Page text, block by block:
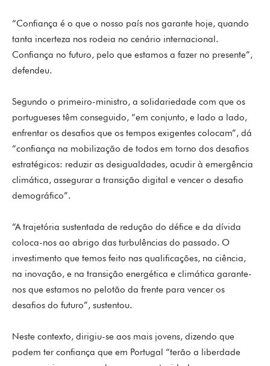
“Confiança é o que o nosso país nos garante hoje, quando
tanta incerteza nos rodeia no cenário internacional.
Confiança no futuro, pelo que estamos a fazer no presente”,
defendeu.
Segundo o primeiro-ministro, a solidariedade com que os
portugueses têm conseguido, “em conjunto, e lado a lado,
enfrentar os desafios que os tempos exigentes colocam”, dá
“confiança na mobilização de todos em torno dos desafios
estratégicos: reduzir as desigualdades, acudir à emergência
climática, assegurar a transição digital e vencer o desafio
demográfico”.
“A trajetória sustentada de redução do défice e da dívida
coloca-nos ao abrigo das turbulências do passado. O
investimento que temos feito nas qualificações, na ciência,
na inovação, e na transição energética e climática garante-
nos que estamos no pelotão da frente para vencer os
desafios do futuro”, sustentou.
Neste contexto, dirigiu-se aos mais jovens, dizendo que
podem ter confiança que em Portugal “terão a liberdade